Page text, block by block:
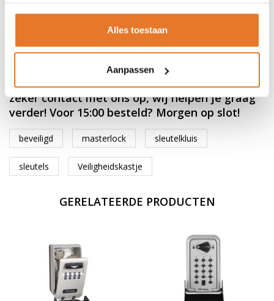
Alles toestaan
Aanpassen
combinatieknoppen tegen weersinvloeden, vuil en viezigheid. De
beperkte levenslange garantie biedt gemoedsrust van een merk
Mocht je verder nog vragen hebben, neem dan
zeker contact met ons op, wij helpen je graag
verder! Voor 15:00 besteld? Morgen op slot!
beveiligd masterlock sleutelkluis
sleutels Veiligheidskastje
GERELATEERDE PRODUCTEN